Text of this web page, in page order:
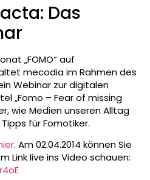
Das
„FOMO“ auf
mecodia im Rahmen des
Webinar zur digitalen
„Fomo – Fear of missing
wie Medien unseren Alltag
für Fomotiker.
. Am 02.04.2014 können Sie
Link live ins Video schauen: